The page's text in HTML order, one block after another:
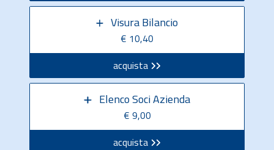
Visura Bilancio
€ 10,40
acquista
Elenco Soci Azienda
€ 9,00
acquista